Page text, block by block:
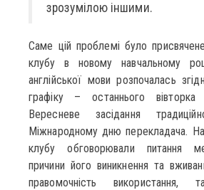
зрозумілою іншими.
Саме цій проблемі було
клубу в новому навчальному
англійської мови розпочалась
графіку – останнього
Вересневе засідання
Міжнародному дню перекладача.
клубу обговорювали питання
причини його виникнення та
правомочність